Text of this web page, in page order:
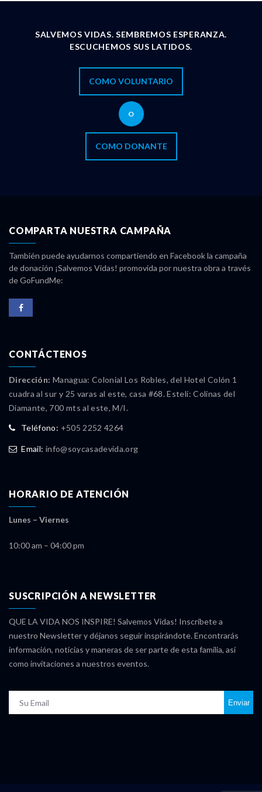
SALVEMOS VIDAS. SEMBREMOS ESPERANZA.
ESCUCHEMOS SUS LATIDOS.
COMO VOLUNTARIO
O
COMO DONANTE
COMPARTA NUESTRA CAMPAÑA
También puede ayudarnos compartiendo en Facebook la campaña
de donación ¡Salvemos Vidas! promovida por nuestra obra a través
de GoFundMe:
CONTÁCTENOS
Dirección: Managua: Colonial Los Robles, del Hotel Colón 1
cuadra al sur y 25 varas al este, casa #68. Estelí: Colinas del
Diamante, 700 mts al este, M/I.
Teléfono: +505 2252 4264
Email: info@soycasadevida.org
HORARIO DE ATENCIÓN
Lunes – Viernes
10:00 am – 04:00 pm
SUSCRIPCIÓN A NEWSLETTER
QUE LA VIDA NOS INSPIRE! Salvemos Vidas! Inscríbete a
nuestro Newsletter y déjanos seguir inspirándote. Encontrarás
información, noticias y maneras de ser parte de esta familia, así
como invitaciones a nuestros eventos.